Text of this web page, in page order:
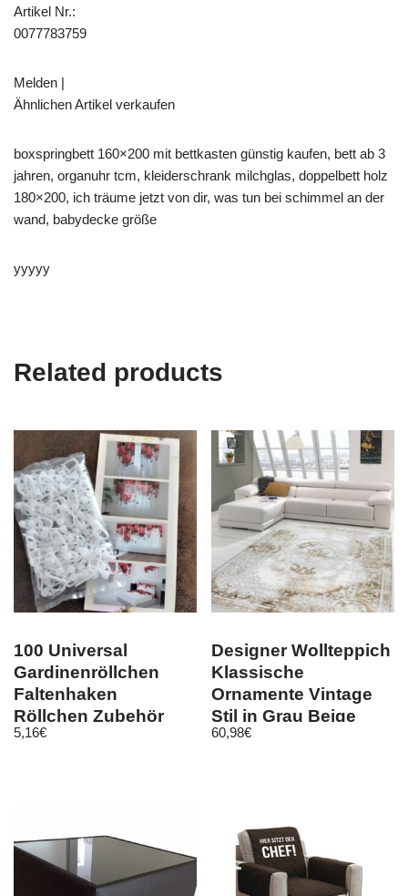
Artikel Nr.:
0077783759
Melden |
Ähnlichen Artikel verkaufen
boxspringbett 160×200 mit bettkasten günstig kaufen, bett ab 3
jahren, organuhr tcm, kleiderschrank milchglas, doppelbett holz
180×200, ich träume jetzt von dir, was tun bei schimmel an der
wand, babydecke größe
yyyyy
Related products
100 Universal
Gardinenröllchen
Faltenhaken
Röllchen Zubehör
alle Vorhangschienen
5,16€
Designer Wollteppich
Klassische
Ornamente Vintage
Stil in Grau Beige
Creme
60,98€